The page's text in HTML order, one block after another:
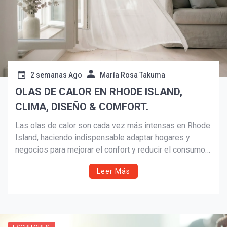
2 semanas Ago María Rosa Takuma
OLAS DE CALOR EN RHODE ISLAND,
CLIMA, DISEÑO & COMFORT.
Las olas de calor son cada vez más intensas en Rhode
Island, haciendo indispensable adaptar hogares y
negocios para mejorar el confort y reducir el consumo
energético. En esta columna, Harmony Design &
Construction comparte cinco estrategias prácticas de
Leer Más